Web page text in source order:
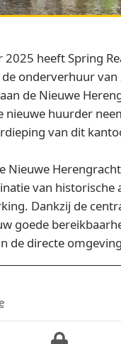
heeft Spring
onderverhuur van
de Nieuwe
nieuwe huurder
van dit
Nieuwe
van historische
Dankzij de
goede
de directe